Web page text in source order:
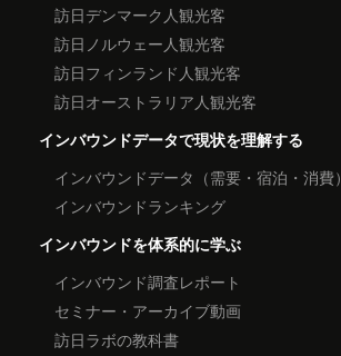
訪日デンマーク人観光客
訪日ノルウェー人観光客
訪日フィンランド人観光客
訪日オーストラリア人観光客
インバウンドデータで現状を理解する
インバウンドデータ（需要・宿泊・消費）
インバウンドランキング
インバウンドを体系的に学ぶ
インバウンド調査レポート
セミナー・アーカイブ動画
訪日ラボの教科書